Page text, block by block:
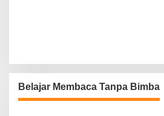
Belajar Membaca Tanpa Bimba